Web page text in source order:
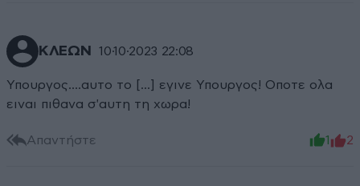
ΚΛΕΩΝ 10·10·2023 22:08
Υπουργος....αυτο το [...] εγινε Υπουργος! Οποτε ολα
ειναι πιθανα σ'αυτη τη χωρα!
Απαντήστε 1 2